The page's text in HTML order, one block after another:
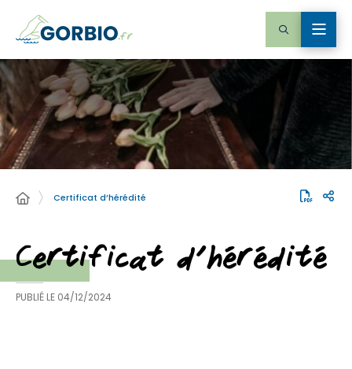
Certificat d’hérédité
Certificat d’hérédité
PUBLIÉ LE 04/12/2024